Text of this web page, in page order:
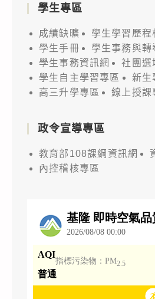
學生專區
成績缺曠
學生學習歷程
學生手冊
學生事務與轉
學生事務資訊網
社團選
學生自主學習專區
新生
高三升學專區
線上授課
政令宣導專區
教育部108課綱資訊網
內控稽核專區